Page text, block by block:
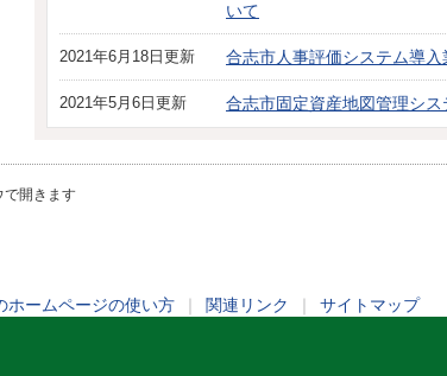
いて
2021年6月18日更新 合志市人事評価システム導
2021年5月6日更新 合志市固定資産地図管理シ
で開きます
ホームページの使い方 関連リンク サイトマップ